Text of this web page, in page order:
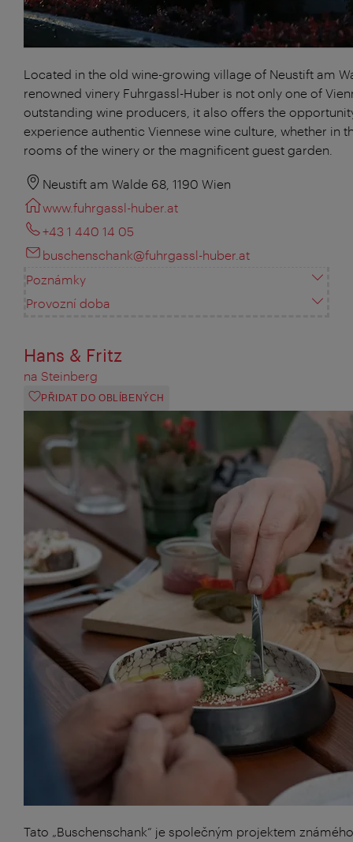
Located in the old wine-growing village of Neustift am
renowned vinery Fuhrgassl-Huber is not only one of
outstanding wine producers, it also offers the
experience authentic Viennese wine culture, whether in
rooms of the winery or the magnificent guest garden.
Neustift am Walde 68, 1190 Wien
www.fuhrgassl-huber.at
+43 1 440 14 05
buschenschank@fuhrgassl-huber.at
Poznámky
Provozní doba
Hans & Fritz
na Steinberg
PŘIDAT DO OBLÍBENÝCH
Tato „Buschenschank“ je společným projektem známého